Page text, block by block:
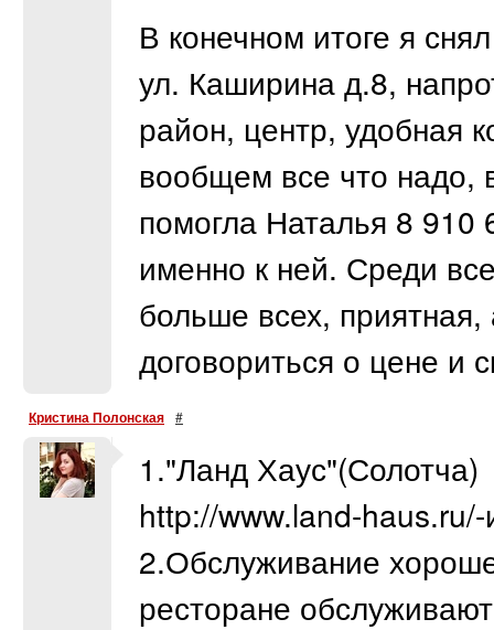
В конечном итоге я
ул. Каширина д.8,
район, центр, удобная
вообщем все что надо,
помогла Наталья 8
именно к ней. Среди
больше всех,
договориться о цене и
Кристина Полонская #
1."Ланд Хаус"(Солотча)
http://www.land-haus.ru/-
2.Обслуживание
ресторане